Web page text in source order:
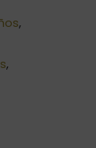
,
,